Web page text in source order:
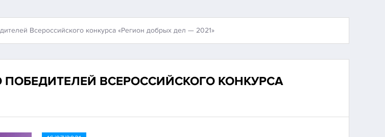
Всероссийского конкурса «Регион добрых дел — 2021»
ВСЕРОССИЙСКОГО КОНКУРСА